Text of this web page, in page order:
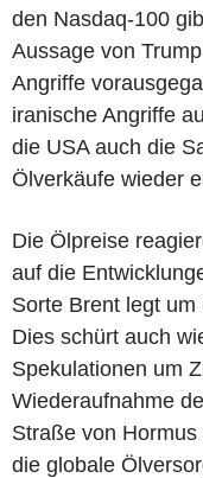
den Nasdaq-100
Aussage von
Angriffe
iranische Angriffe
die USA auch die
Ölverkäufe wieder
Die Ölpreise
auf die
Sorte Brent legt
Dies schürt auch
Spekulationen um
Wiederaufnahme
Straße von
die globale